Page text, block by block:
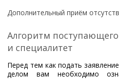
Дополнительный приём
Алгоритм
и специалитет
Перед тем как подать
делом вам необходимо